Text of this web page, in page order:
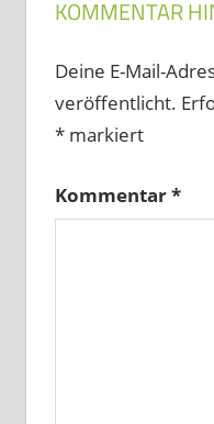
KOMMENTAR
Deine E-Mail-
veröffentlicht.
*markiert
Kommentar*